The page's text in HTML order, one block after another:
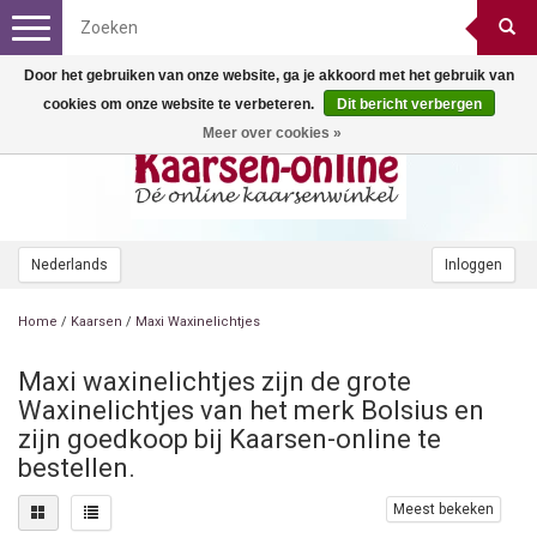
Nederlands Inloggen
Toggle
navigation
Home / Kaarsen / Maxi Waxinelichtjes
Maxi waxinelichtjes zijn de grote
Waxinelichtjes van het merk Bolsius en
zijn goedkoop bij Kaarsen-online te
bestellen.
Meest bekeken
Door het gebruiken van onze website, ga je akkoord met het gebruik van
cookies om onze website te verbeteren.
Dit bericht verbergen
Meer over cookies »